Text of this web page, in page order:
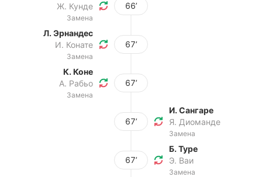
Ж. Кунде
Замена
66’
Л. Эрнандес
И. Конате
Замена
67’
К. Коне
А. Рабьо
Замена
67’
67’
И. Сангаре
Я. Диоманде
Замена
67’
Б. Туре
Э. Ваи
Замена